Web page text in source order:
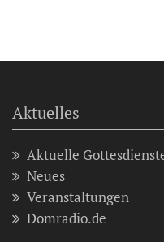
Aktuelles
Aktuelle
Neues
Veranstaltungen
Domradio.de